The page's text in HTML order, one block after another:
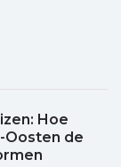
Hoe
Oosten de